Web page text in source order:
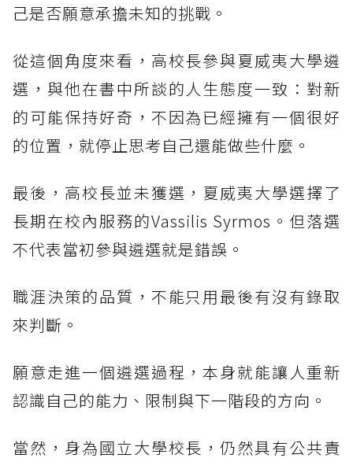
己是否願意承擔未知的挑戰。
從這個角度來看，高校長參與夏威夷大學遴
選，與他在書中所談的人生態度一致：對新
的可能保持好奇，不因為已經擁有一個很好
的位置，就停止思考自己還能做些什麼。
最後，高校長並未獲選，夏威夷大學選擇了
長期在校內服務的Vassilis Syrmos。但落選
不代表當初參與遴選就是錯誤。
職涯決策的品質，不能只用最後有沒有錄取
來判斷。
願意走進一個遴選過程，本身就能讓人重新
認識自己的能力、限制與下一階段的方向。
當然，身為國立大學校長，仍然具有公共責